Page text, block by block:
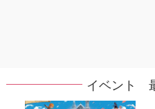
イベント